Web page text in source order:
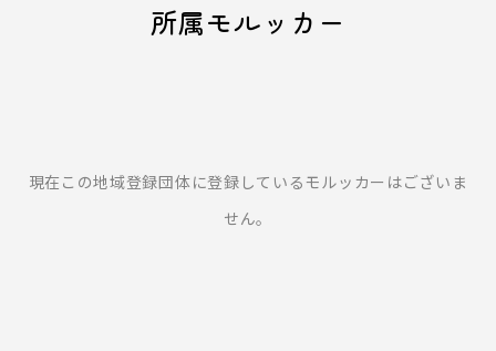
所属モルッカー
現在この地域登録団体に登録しているモルッカーはございま
せん。